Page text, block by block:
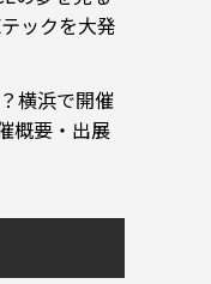
ックを大発
横浜で開催
概要・出展